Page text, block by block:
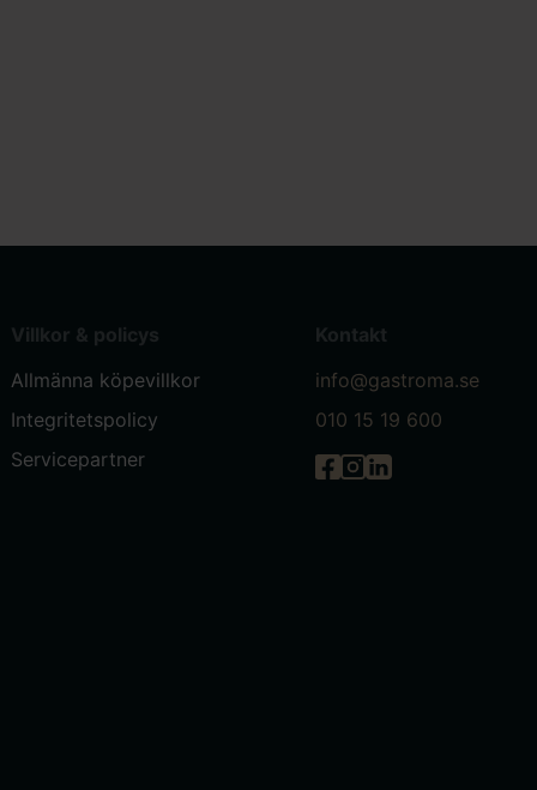
Villkor & policys
Allmänna köpevillkor
Integritetspolicy
Servicepartner
Kontakt
info@gastroma.se
010 15 19 600
Gastróma på Facebook
Gastróma på
Gastróma på